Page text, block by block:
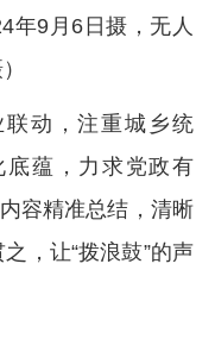
年9月6日摄，无人
动，注重城乡统
蕴，力求党政有
容精准总结，清晰
，让“拨浪鼓”的声